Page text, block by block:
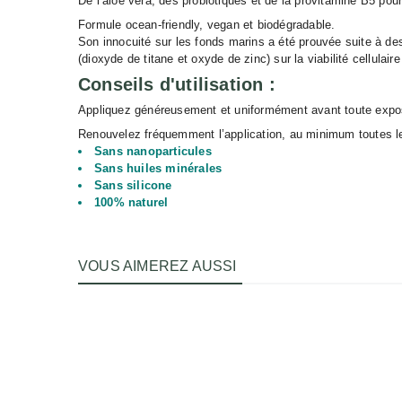
Formule ocean-friendly, vegan et biodégradable.
Son innocuité sur les fonds marins a été prouvée suite à
(dioxyde de titane et oxyde de zinc) sur la viabilité
Conseils d'utilisation :
Appliquez généreusement et uniformément avant toute
Renouvelez fréquemment l’application, au minimum
Sans nanoparticules
Sans huiles minérales
Sans silicone
100% naturel
VOUS AIMEREZ AUSSI